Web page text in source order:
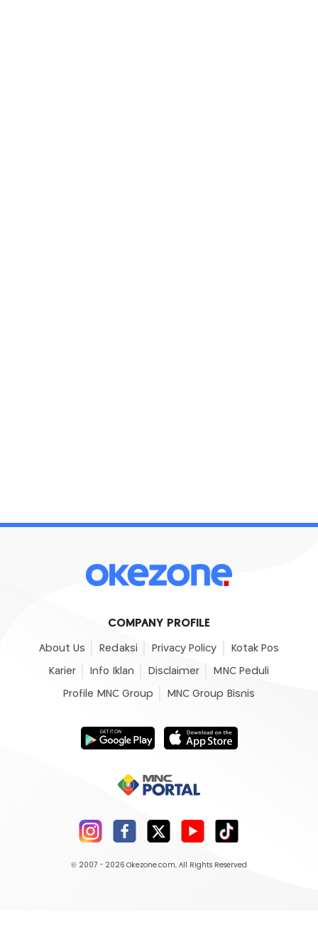
COMPANY PROFILE
About Us Redaksi Privacy Policy Kotak Pos
Karier Info Iklan Disclaimer MNC Peduli
Profile MNC Group MNC Group Bisnis
© 2007 - 2026 Okezone.com, All Rights Reserved